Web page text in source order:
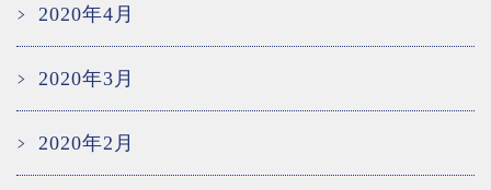
2020年4月
2020年3月
2020年2月